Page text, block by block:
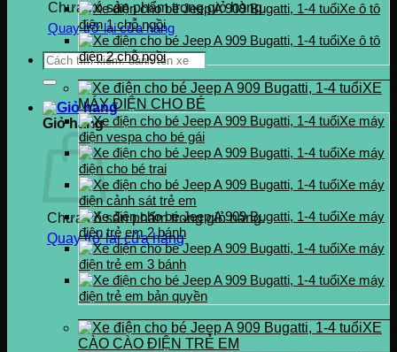
Chưa có sản phẩm trong giỏ hàng.
Quay trở lại cửa hàng
Tìm
kiếm:
Giỏ hàng
Chưa có sản phẩm trong giỏ hàng.
Quay trở lại cửa hàng
Xe ô tô
điện 1 chỗ ngồi
Xe ô tô
điện 2 chỗ ngồi
XE
MÁY ĐIỆN CHO BÉ
Xe máy
điện vespa cho bé gái
Xe máy
điện cho bé trai
Xe máy
điện cảnh sát trẻ em
Xe máy
điện trẻ em 2 bánh
Xe máy
điện trẻ em 3 bánh
Xe máy
điện trẻ em bản quyền
XE
CÀO CÀO ĐIỆN TRẺ EM